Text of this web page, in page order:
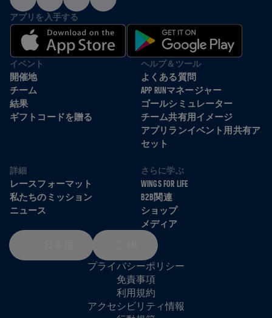
アプリを入手する
イベント
開催地
チーム
結果
ギフトコードを贈る
ヘルプ＆ツール
よくある質問
APP RUNマネージャー
ゴールシミュレーター
チーム共有用イメージ
アプリランイベント用共有ア
セット
詳細
レースフォーマット
私たちのミッション
ニュース
さらに学ぶ
WINGS FOR LIFE
B2B関連
ショップ
メディア
プライバシーポリシー
免責事項
利用規約
アクセシビリティ情報